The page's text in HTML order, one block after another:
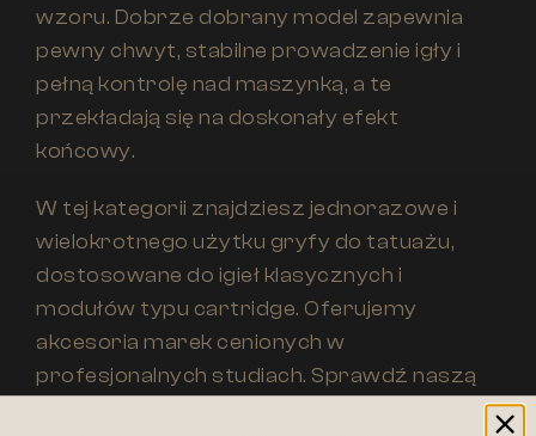
wzoru. Dobrze dobrany model zapewnia
pewny chwyt, stabilne prowadzenie igły i
pełną kontrolę nad maszynką, a te
przekładają się na doskonały efekt
końcowy.
W tej kategorii znajdziesz jednorazowe i
wielokrotnego użytku gryfy do tatuażu,
dostosowane do igieł klasycznych i
modułów typu cartridge. Oferujemy
akcesoria marek cenionych w
profesjonalnych studiach. Sprawdź naszą